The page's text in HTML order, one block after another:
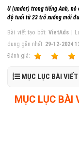
U (under) trong tiếng Anh, nó
độ tuổi từ 23 trở xuống mới
Bài viết tạo bởi:VietAds |
dung gần nhất: 29-12-2024
Ðánh giá:
MỤC LỤC BÀI VIẾT
MỤC LỤC BÀI